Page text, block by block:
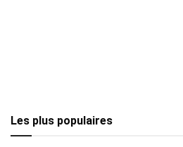
Les plus populaires